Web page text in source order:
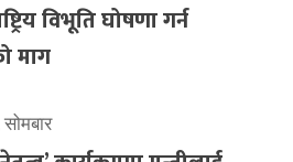
विभूति घोषणा गर्न
माग